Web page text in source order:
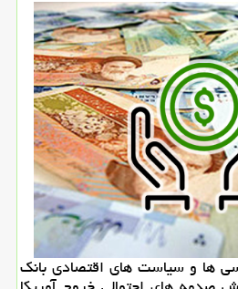
ها و سیاست های اقتصادی بانك